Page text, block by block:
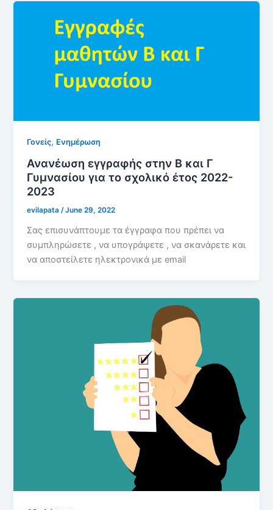
Γονείς, Ενημέρωση
Ανανέωση εγγραφής στην Β και Γ
Γυμνασίου για το σχολικό έτος 2022-
2023
evilapata/June 29, 2022
Σας επισυνάπτουμε τα έγγραφα που πρέπει να
συμπληρώσετε , να υπογράψετε , να σκανάρετε και
να αποστείλετε ηλεκτρονικά με email